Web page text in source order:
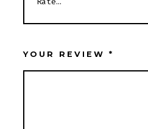
YOUR REVIEW *